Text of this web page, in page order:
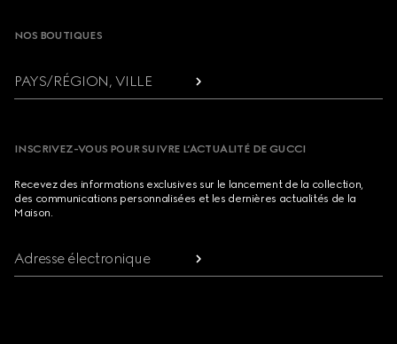
NOS BOUTIQUES
PAYS/RÉGION, VILLE
INSCRIVEZ-VOUS POUR SUIVRE L’ACTUALITÉ DE GUCCI
Recevez des informations exclusives sur le lancement de la collection,
des communications personnalisées et les dernières actualités de la
Maison.
Adresse électronique